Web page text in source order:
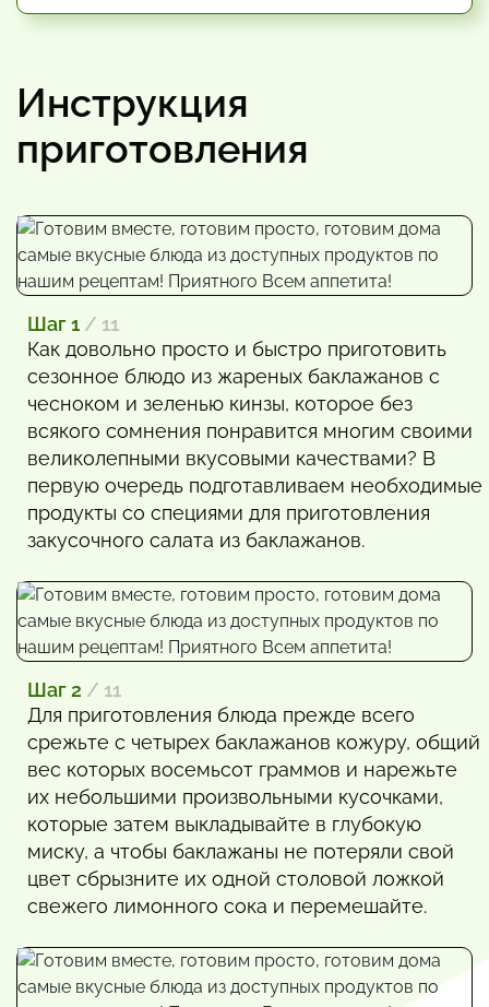
Инструкция
приготовления
Шаг 1 / 11
Как довольно просто и быстро приготовить
сезонное блюдо из жареных баклажанов с
чесноком и зеленью кинзы, которое без
всякого сомнения понравится многим своими
великолепными вкусовыми качествами? В
первую очередь подготавливаем необходимые
продукты со специями для приготовления
закусочного салата из баклажанов.
Шаг 2 / 11
Для приготовления блюда прежде всего
срежьте с четырех баклажанов кожуру, общий
вес которых восемьсот граммов и нарежьте
их небольшими произвольными кусочками,
которые затем выкладывайте в глубокую
миску, а чтобы баклажаны не потеряли свой
цвет сбрызните их одной столовой ложкой
свежего лимонного сока и перемешайте.